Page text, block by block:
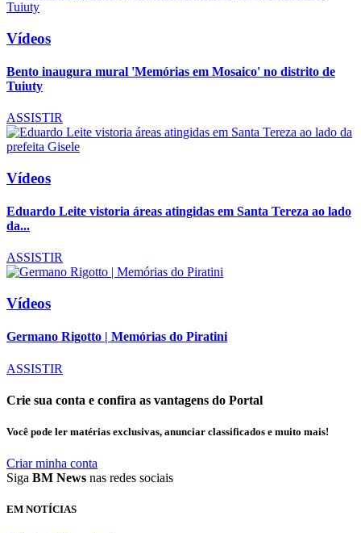
Vídeos
Bento inaugura mural 'Memórias em Mosaico' no distrito de
Tuiuty
ASSISTIR
Vídeos
Eduardo Leite vistoria áreas atingidas em Santa Tereza ao lado
da...
ASSISTIR
Vídeos
Germano Rigotto | Memórias do Piratini
ASSISTIR
Crie sua conta e confira as vantagens do Portal
Você pode ler matérias exclusivas, anunciar classificados e muito mais!
Criar minha conta
Siga BM News nas redes sociais
EM NOTÍCIAS